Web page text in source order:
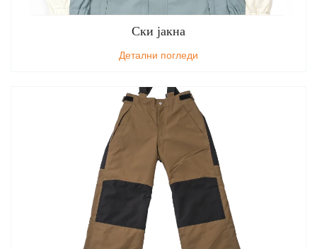
Ски јакна
Детални погледи